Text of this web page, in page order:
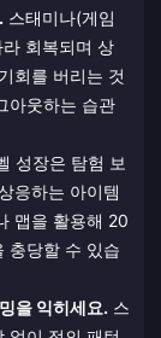
스태미나(게임
회복되며 상
회를 버리는 것
아웃하는 습관
성장은 탐험 보
응하는 아이템
맵을 활용해 20
충당할 수 있습
을 익히세요. 스